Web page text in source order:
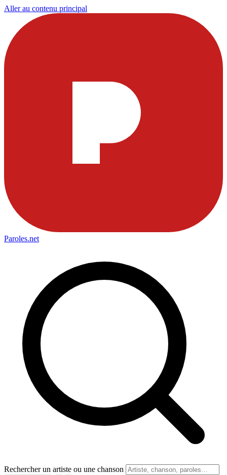
Aller au contenu principal
Paroles.net
Rechercher un artiste ou une chanson